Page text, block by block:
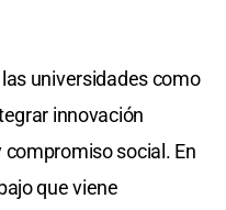
universidades como
innovación
social. En
que viene